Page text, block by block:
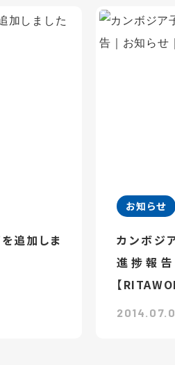
追加しま
お知らせ
カンボジ
進捗報
【